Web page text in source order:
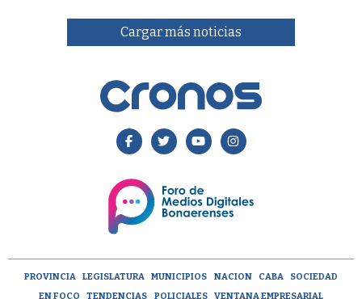
Cargar más noticias
PROVINCIA LEGISLATURA MUNICIPIOS NACION CABA
SOCIEDAD
EN FOCO
TENDENCIAS POLICIALES VENTANA EMPRESARIAL